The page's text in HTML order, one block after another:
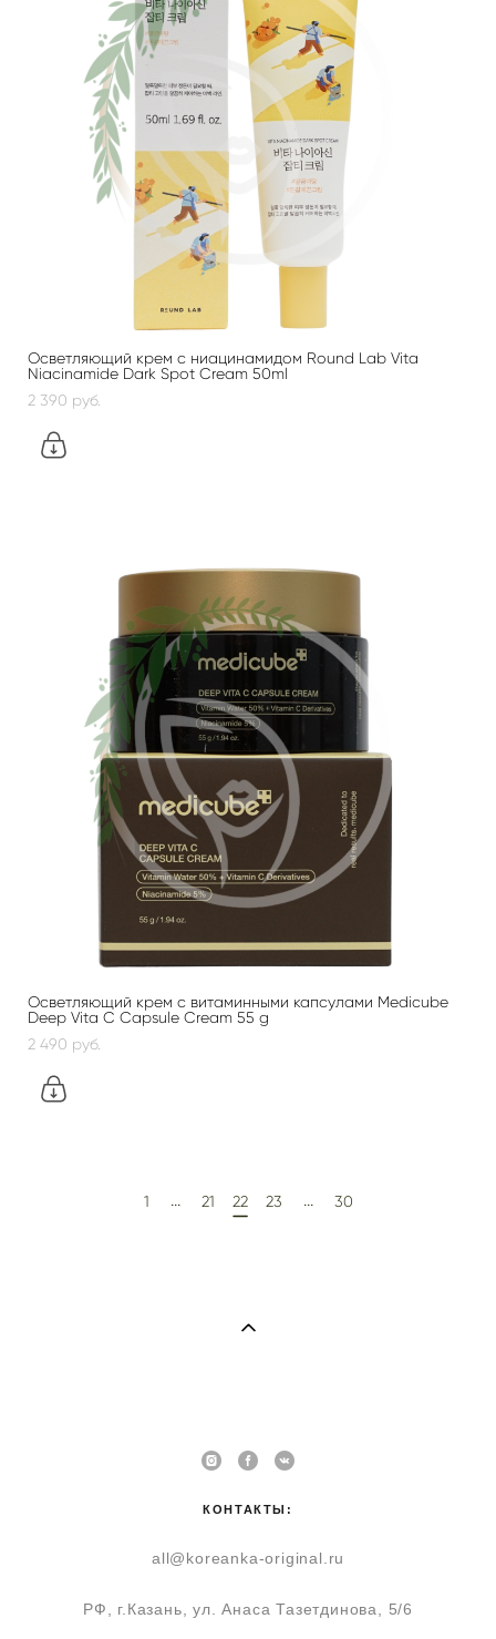
Осветляющий крем с ниацинамидом Round Lab Vita
Niacinamide Dark Spot Cream 50ml
2 390 pуб.
Осветляющий крем с витаминными капсулами Medicube
Deep Vita C Capsule Cream 55 g
2 490 pуб.
1 ... 21 22 23 ... 30
КОНТАКТЫ:
all@koreanka-original.ru
РФ, г.Казань, ул. Анаса Тазетдинова, 5/6